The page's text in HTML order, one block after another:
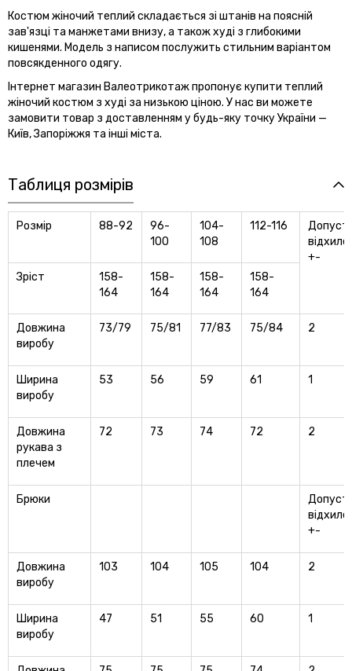
Костюм жіночий теплий складається зі штанів на поясній
зав'язці та манжетами внизу, а також худі з глибокими
кишенями. Модель з написом послужить стильним варіантом
повсякденного одягу.
Інтернет магазин Валеотрикотаж пропонує купити теплий
жіночий костюм з худі за низькою ціною. У нас ви можете
замовити товар з доставленням у будь-яку точку України —
Київ, Запоріжжя та інші міста.
Таблиця розмірів
Розмір 88-92
96-
100
104-
108
112-116
+-
Зріст
158-
164
158-
164
158-
164
158-
164
Довжина
виробу
73/79 75/81 77/83 75/84 2
Ширина
виробу
53 56 59 61 1
Довжина
рукава з
плечем
72 73 74 72 2
Брюки
+-
Довжина
виробу
103 104 105 104 2
Ширина
виробу
47 51 55 60 1